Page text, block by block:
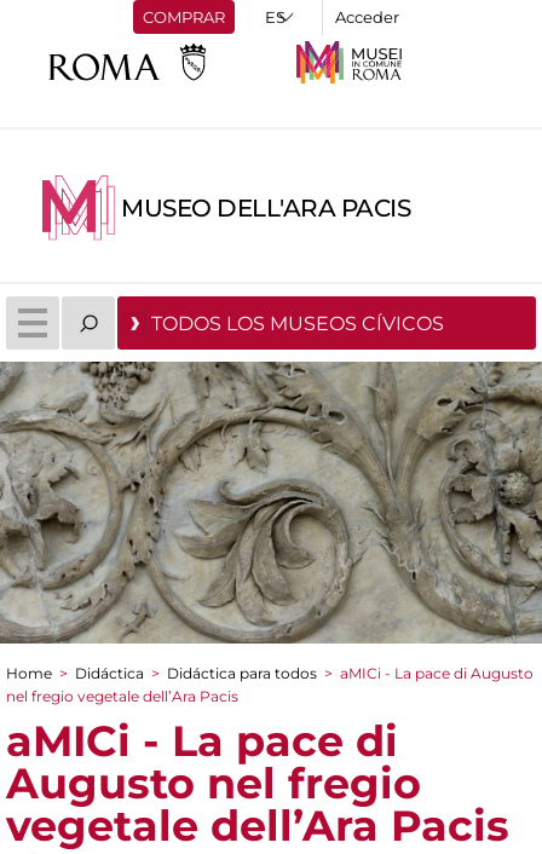
COMPRAR Acceder
MUSEO DELL'ARA PACIS
TODOS LOS MUSEOS CÍVICOS
You are here
Home > Didáctica > Didáctica para todos > aMICi - La pace di Augusto
nel fregio vegetale dell’Ara Pacis
aMICi - La pace di
Augusto nel fregio
vegetale dell’Ara Pacis